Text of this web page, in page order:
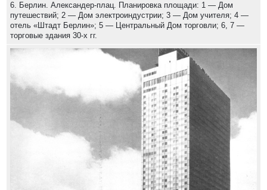
6. Берлин. Александер-плац. Планировка площади: 1 — Дом
путешествий; 2 — Дом электроиндустрии; 3 — Дом учителя; 4 —
отель «Штадт Берлин»; 5 — Центральный Дом торговли; 6, 7 —
торговые здания 30-х гг.